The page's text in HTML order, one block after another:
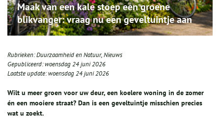
Maak van een kale stoep een groene
blikvanger: vraag nu een geveltuintje aan
Rubrieken:Duurzaamheid en Natuur,Nieuws
Gepubliceerd:woensdag 24 juni 2026
Laatste update:woensdag 24 juni 2026
Wilt u meer groen voor uw deur, een koelere woning in de zomer
én een mooiere straat? Dan is een geveltuintje misschien precies
wat u zoekt.